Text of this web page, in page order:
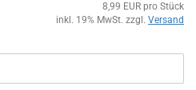
8,99 EUR pro Stück
inkl. 19% MwSt. zzgl. Versand